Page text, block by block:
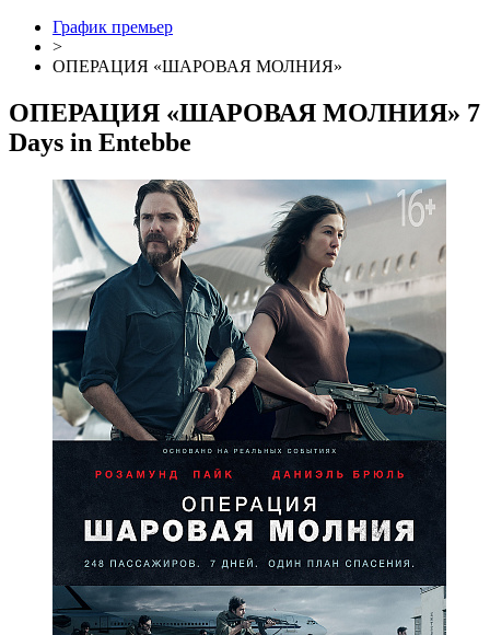
График премьер
>
ОПЕРАЦИЯ «ШАРОВАЯ МОЛНИЯ»
ОПЕРАЦИЯ «ШАРОВАЯ МОЛНИЯ» 7
Days in Entebbe